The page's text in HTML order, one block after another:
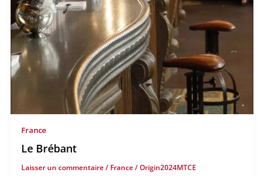
France
Le Brébant
Laisser un commentaire/ France/Origin2024MTCE